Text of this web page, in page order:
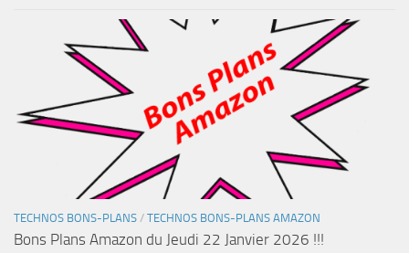
TECHNOS BONS-PLANS / TECHNOS BONS-PLANS AMAZON
Bons Plans Amazon du Jeudi 22 Janvier 2026 !!!